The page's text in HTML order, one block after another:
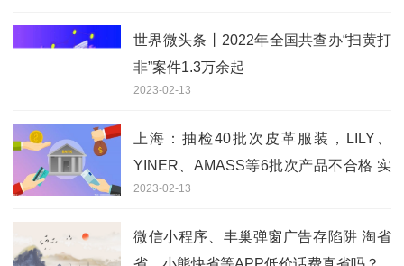
世界微头条丨2022年全国共查办“扫黄打
非”案件1.3万余起
2023-02-13
上海：抽检40批次皮革服装，LILY、
YINER、AMASS等6批次产品不合格 实
时
2023-02-13
微信小程序、丰巢弹窗广告存陷阱 淘省